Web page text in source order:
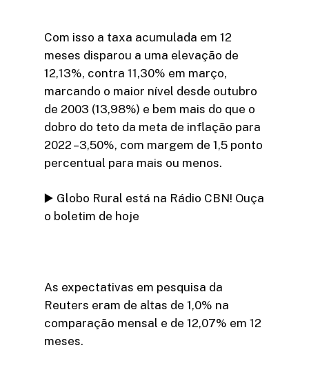
Com isso a taxa acumulada em 12
meses disparou a uma elevação de
12,13%, contra 11,30% em março,
marcando o maior nível desde outubro
de 2003 (13,98%) e bem mais do que o
dobro do teto da meta de inflação para
2022 –3,50%, com margem de 1,5 ponto
percentual para mais ou menos.
▶️ Globo Rural está na Rádio CBN! Ouça
o boletim de hoje
As expectativas em pesquisa da
Reuters eram de altas de 1,0% na
comparação mensal e de 12,07% em 12
meses.